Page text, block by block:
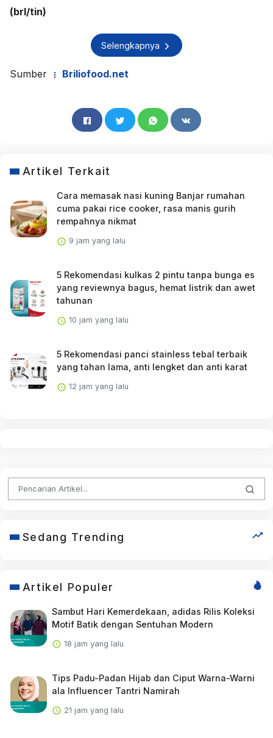
(brl/tin)
Selengkapnya
Sumber Briliofood.net
Artikel Terkait
Cara memasak nasi kuning Banjar rumahan
cuma pakai rice cooker, rasa manis gurih
rempahnya nikmat
9 jam yang lalu
5 Rekomendasi kulkas 2 pintu tanpa bunga es
yang reviewnya bagus, hemat listrik dan awet
tahunan
10 jam yang lalu
5 Rekomendasi panci stainless tebal terbaik
yang tahan lama, anti lengket dan anti karat
12 jam yang lalu
Sedang Trending
Artikel Populer
Sambut Hari Kemerdekaan, adidas Rilis Koleksi
Motif Batik dengan Sentuhan Modern
18 jam yang lalu
Tips Padu-Padan Hijab dan Ciput Warna-Warni
ala Influencer Tantri Namirah
21 jam yang lalu